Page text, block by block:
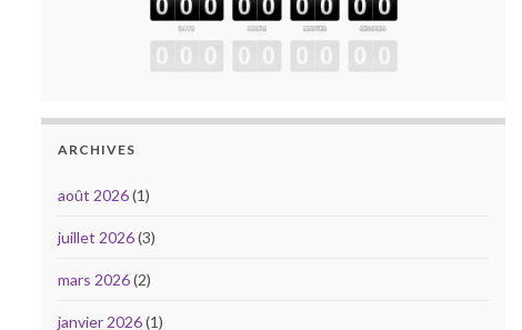
ARCHIVES
août 2026(1)
juillet 2026(3)
mars 2026(2)
janvier 2026(1)